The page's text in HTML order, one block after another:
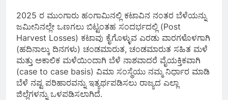
2025 ರ ಮುಂಗಾರು ಹಂಗಾಮಿನಲ್ಲಿ ಕಟಾವಿನ ನಂತರ ಬೆಳೆಯನ್ನು
ಜಮೀನಿನಲ್ಲೇ ಒಣಗಲು ಬಿಟ್ಟಂತಹ ಸಂದರ್ಭದಲ್ಲಿ (Post
Harvest Losses) ಕಟಾವು ಕೈಗೊಳ್ಳುವ ಎರಡು ವಾರಗಳೊಳಗಾಗಿ
(ಹದಿನಾಲ್ಕು ದಿನಗಳು) ಚಂಡಮಾರುತ, ಚಂಡಮಾರುತ ಸಹಿತ ಮಳೆ
ಮತ್ತು ಅಕಾಲಿಕ ಮಳೆಯಿಂದಾಗಿ ಬೆಳೆ ನಾಶವಾದರೆ ವೈಯಕ್ತಿಕವಾಗಿ
(case to case basis) ವಿಮಾ ಸಂಸ್ಥೆಯು ನಮ್ಮ ನಿರ್ಧಾರ ಮಾಡಿ
ಬೆಳೆ ನಷ್ಟ ಪರಿಹಾರವನ್ನು ಇತ್ಯರ್ಥಪಡಿಸಲು ರಾಜ್ಯದ ಎಲ್ಲಾ
ಜಿಲ್ಲೆಗಳನ್ನು ಒಳಪಡಿಸಲಾಗಿದೆ.